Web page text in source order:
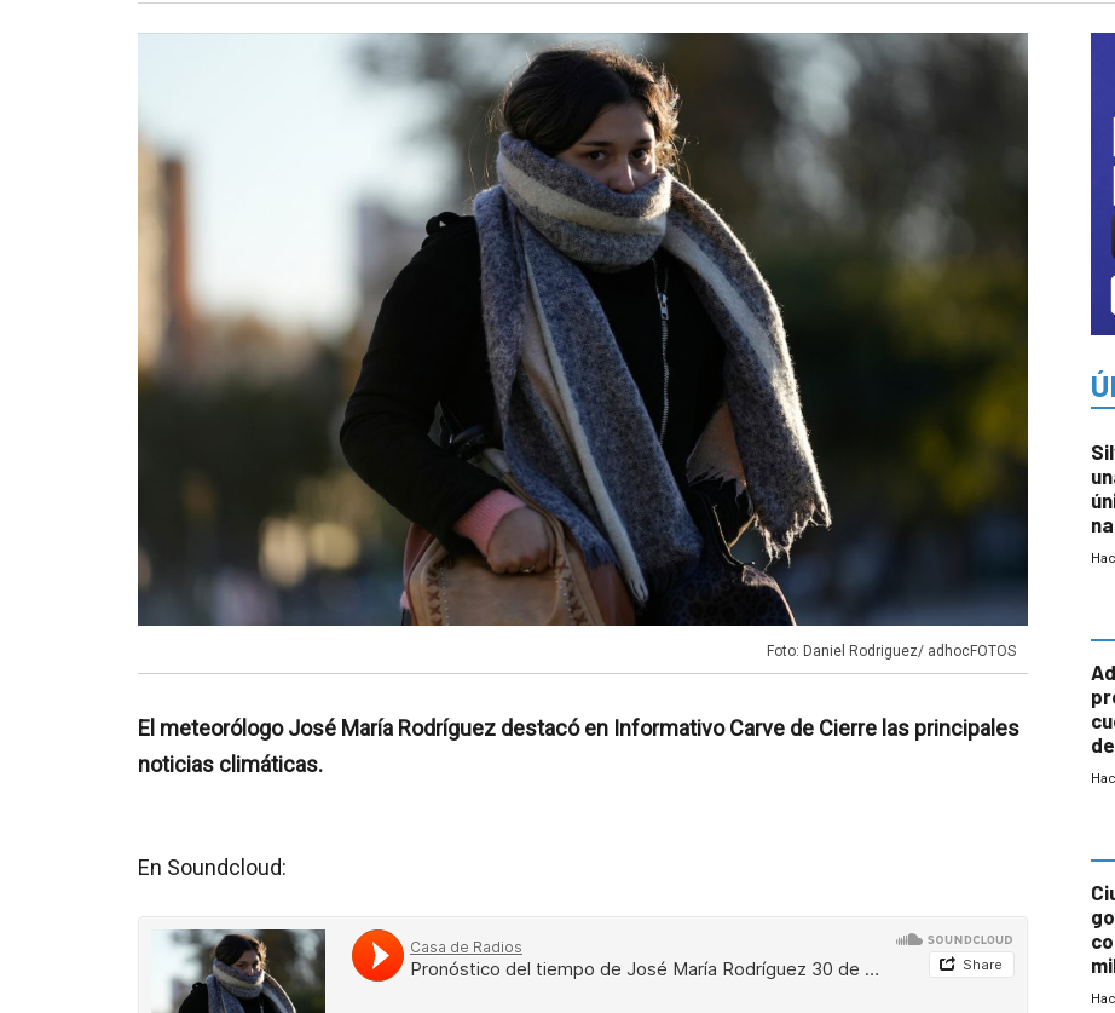
Foto: Daniel Rodriguez/ adhocFOTOS
El meteorólogo José María Rodríguez destacó en Informativo Carve de Cierre las principales
noticias climáticas.
En Soundcloud: